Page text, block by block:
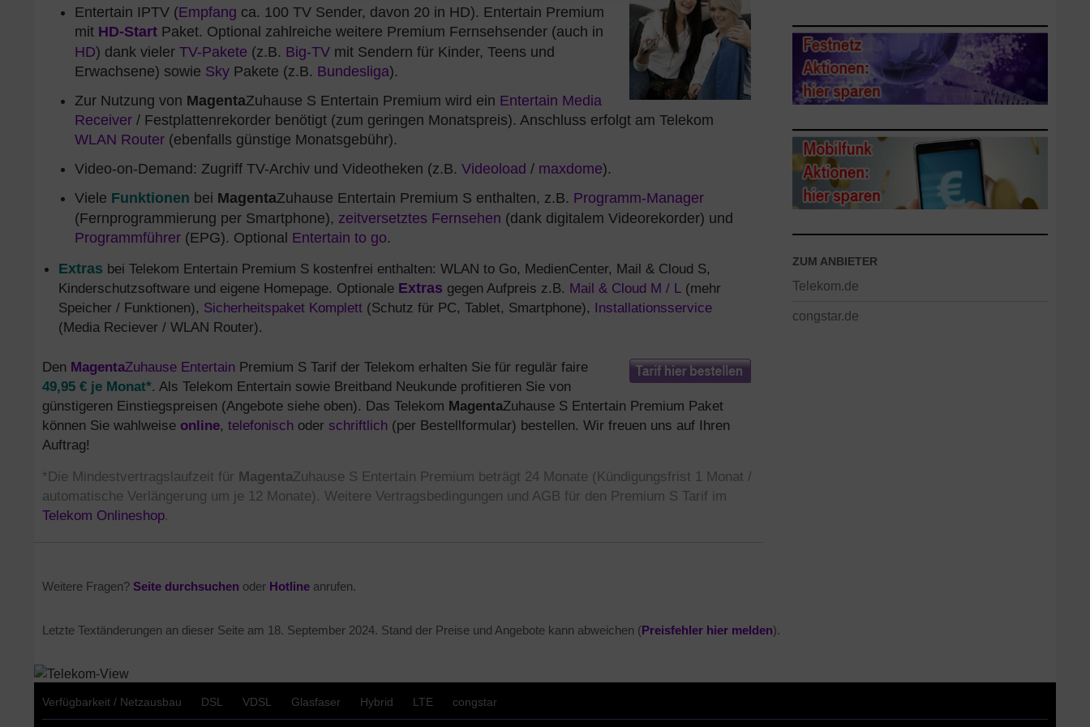
Entertain IPTV (Empfang ca. 100 TV Sender, davon 20 in HD). Entertain Premium
mit HD-Start Paket. Optional zahlreiche weitere Premium Fernsehsender (auch in
HD) dank vieler TV-Pakete (z.B. Big-TV mit Sendern für Kinder, Teens und
Erwachsene) sowie Sky Pakete (z.B. Bundesliga).
Zur Nutzung von MagentaZuhause S Entertain Premium wird ein Entertain Media
Receiver / Festplattenrekorder benötigt (zum geringen Monatspreis). Anschluss erfolgt am Telekom
WLAN Router (ebenfalls günstige Monatsgebühr).
Video-on-Demand: Zugriff TV-Archiv und Videotheken (z.B. Videoload / maxdome).
Viele Funktionen bei MagentaZuhause Entertain Premium S enthalten, z.B. Programm-Manager
(Fernprogrammierung per Smartphone), zeitversetztes Fernsehen (dank digitalem Videorekorder) und
Programmführer (EPG). Optional Entertain to go.
Extras bei Telekom Entertain Premium S kostenfrei enthalten: WLAN to Go, MedienCenter, Mail & Cloud S,
Kinderschutzsoftware und eigene Homepage. Optionale Extras gegen Aufpreis z.B. Mail & Cloud M / L (mehr
Speicher / Funktionen), Sicherheitspaket Komplett (Schutz für PC, Tablet, Smartphone), Installationsservice
(Media Reciever / WLAN Router).
Den MagentaZuhause Entertain Premium S Tarif der Telekom erhalten Sie für regulär faire
49,95 € je Monat*. Als Telekom Entertain sowie Breitband Neukunde profitieren Sie von
günstigeren Einstiegspreisen (Angebote siehe oben). Das Telekom MagentaZuhause S Entertain Premium Paket
können Sie wahlweise online, telefonisch oder schriftlich (per Bestellformular) bestellen. Wir freuen uns auf Ihren
Auftrag!
*Die Mindestvertragslaufzeit für MagentaZuhause S Entertain Premium beträgt 24 Monate (Kündigungsfrist 1 Monat /
automatische Verlängerung um je 12 Monate). Weitere Vertragsbedingungen und AGB für den Premium S Tarif im
Telekom Onlineshop.
ZUM ANBIETER
Telekom.de
congstar.de
Weitere Fragen? Seite durchsuchen oder Hotline anrufen.
Letzte Textänderungen an dieser Seite am 18. September 2024. Stand der Preise und Angebote kann abweichen (Preisfehler hier melden).
Verfügbarkeit / Netzausbau DSL VDSL Glasfaser Hybrid LTE congstar